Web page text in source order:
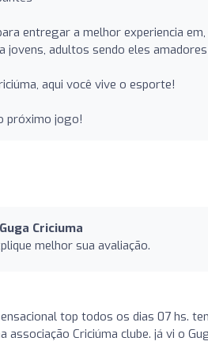
entregar a melhor experiencia
jovens, adultos sendo eles
aqui você vive o esporte!
próximo jogo!
Criciuma
melhor sua avaliação.
top todos os dias 07 hs.
Criciúma clube. já vi o